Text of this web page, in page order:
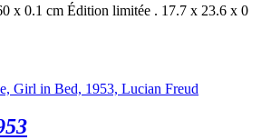
x 0.1 cm Édition limitée . 17.7 x 23.6 x 0